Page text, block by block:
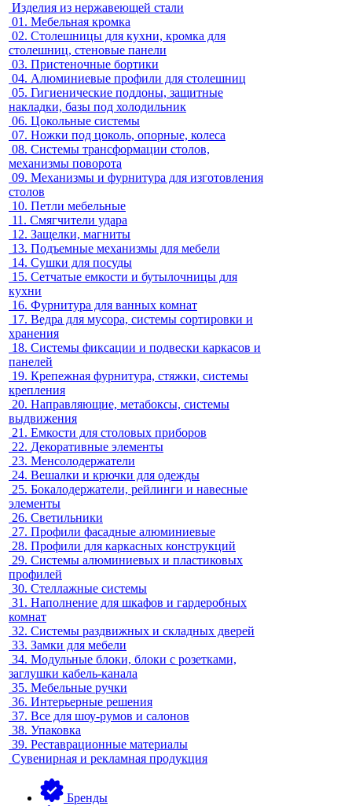
Изделия из нержавеющей стали
01. Мебельная кромка
02. Столешницы для кухни, кромка для
столешниц, стеновые панели
03. Пристеночные бортики
04. Алюминиевые профили для столешниц
05. Гигиенические поддоны, защитные
накладки, базы под холодильник
06. Цокольные системы
07. Ножки под цоколь, опорные, колеса
08. Системы трансформации столов,
механизмы поворота
09. Механизмы и фурнитура для изготовления
столов
10. Петли мебельные
11. Смягчители удара
12. Защелки, магниты
13. Подъемные механизмы для мебели
14. Сушки для посуды
15. Сетчатые емкости и бутылочницы для
кухни
16. Фурнитура для ванных комнат
17. Ведра для мусора, системы сортировки и
хранения
18. Системы фиксации и подвески каркасов и
панелей
19. Крепежная фурнитура, стяжки, системы
крепления
20. Направляющие, метабоксы, системы
выдвижения
21. Емкости для столовых приборов
22. Декоративные элементы
23. Менсолодержатели
24. Вешалки и крючки для одежды
25. Бокалодержатели, рейлинги и навесные
элементы
26. Светильники
27. Профили фасадные алюминиевые
28. Профили для каркасных конструкций
29. Системы алюминиевых и пластиковых
профилей
30. Стеллажные системы
31. Наполнение для шкафов и гардеробных
комнат
32. Системы раздвижных и складных дверей
33. Замки для мебели
34. Модульные блоки, блоки с розетками,
заглушки кабель-канала
35. Мебельные ручки
36. Интерьерные решения
37. Все для шоу-румов и салонов
38. Упаковка
39. Реставрационные материалы
Сувенирная и рекламная продукция
Бренды